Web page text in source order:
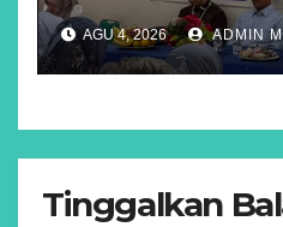
AGU 4, 2026 ADMIN
Tinggalkan